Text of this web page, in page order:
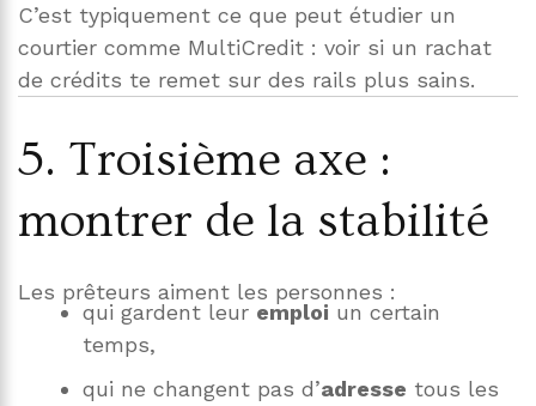
C’est typiquement ce que peut étudier un
courtier comme MultiCredit : voir si un rachat
de crédits te remet sur des rails plus sains.
5. Troisième axe :
montrer de la stabilité
Les prêteurs aiment les personnes :
qui gardent leur emploi un certain
temps,
qui ne changent pas d’adresse tous les